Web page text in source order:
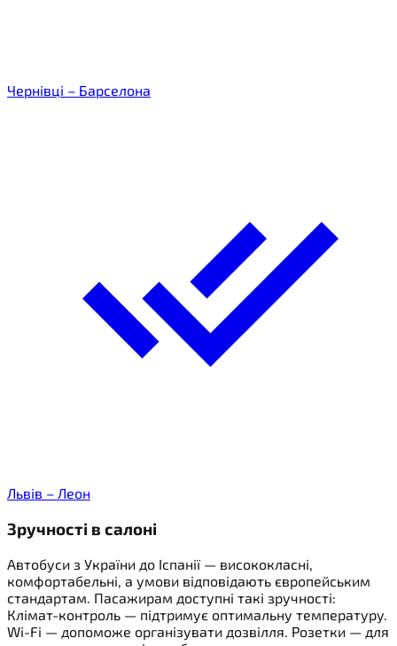
Чернівці – Барселона
Львів – Леон
Зручності в салоні
Автобуси з України до Іспанії — висококласні,
комфортабельні, а умови відповідають європейським
стандартам. Пасажирам доступні такі зручності:
Клімат-контроль — підтримує оптимальну температуру.
Wi-Fi — допоможе організувати дозвілля. Розетки — для